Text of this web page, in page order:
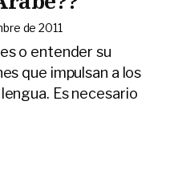
de 2011
o entender su
que impulsan a los
Es necesario